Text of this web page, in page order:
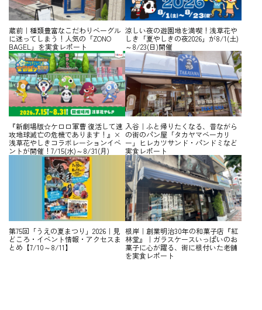
蔵前｜種類豊富なこだわりベーグル
に迷ってしまう！人気の「ZONO
BAGEL」を実食レポート
涼しい夜の遊園地を満喫！浅草花や
しき「夏やしきの夜2026」が8/1(土)
～8/23(日)開催
『新劇場版☆ケロロ軍曹 復活して速
攻地球滅亡の危機であります！』×
浅草花やしきコラボレーションイベ
ントが開催！7/15(水)～8/31(月)
入谷｜ふと帰りたくなる、昔ながら
の街のパン屋「タカヤマベーカリ
ー」ヒレカツサンド・パンドミなど
実食レポート
第75回「うえの夏まつり」2026｜見
どころ・イベント情報・アクセスま
とめ【7/10～8/11】
根岸｜創業明治30年の和菓子店『紅
林堂』｜ガラスケースいっぱいのお
菓子に心が躍る、街に根付いた老舗
を実食レポート